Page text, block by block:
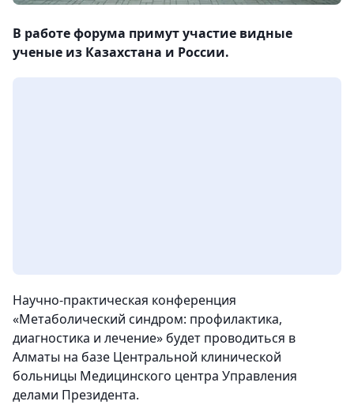
В работе форума примут участие видные
ученые из Казахстана и России.
Научно-практическая конференция
«Метаболический синдром: профилактика,
диагностика и лечение» будет проводиться в
Алматы на базе Центральной клинической
больницы Медицинского центра Управления
делами Президента.